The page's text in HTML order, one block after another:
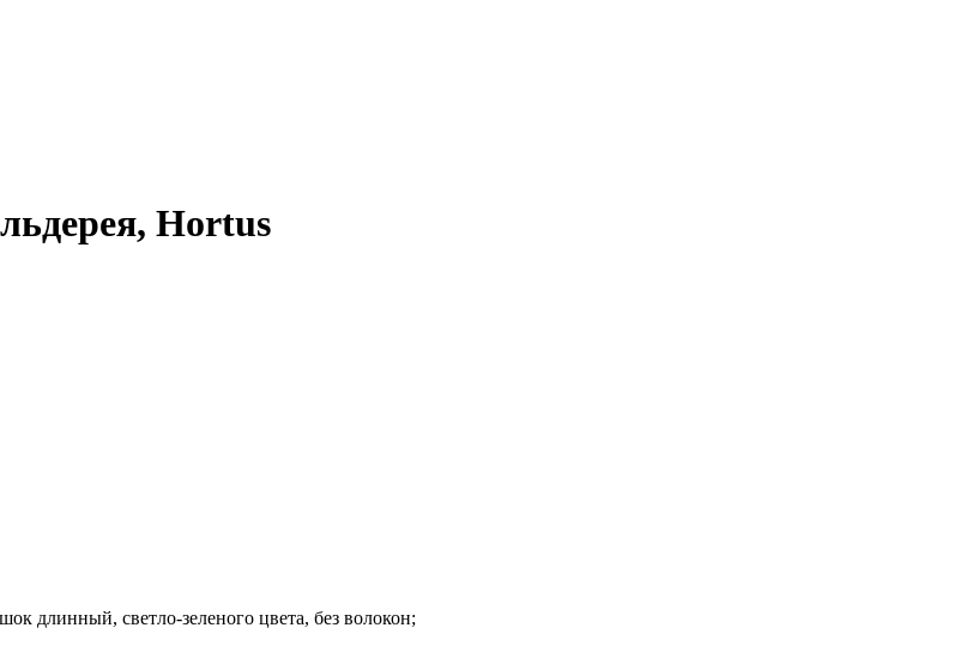
Hortus
длинный, светло-зеленого цвета, без волокон;